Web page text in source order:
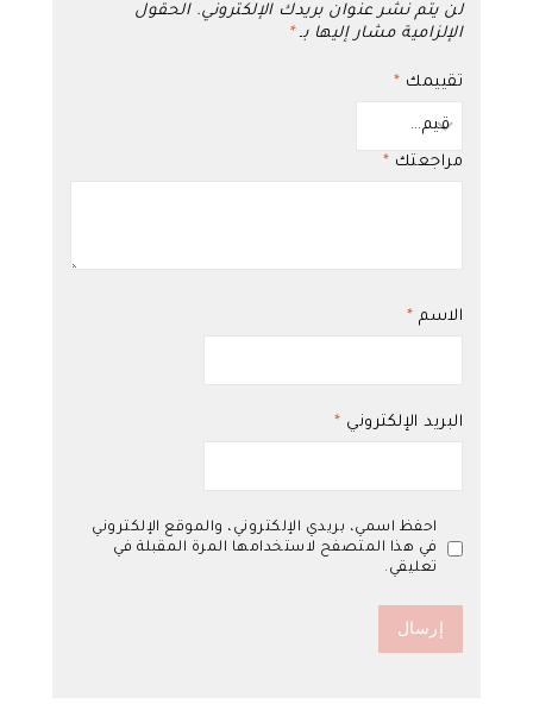
لن يتم نشر عنوان بريدك الإلكتروني. الحقول
الإلزامية مشار إليها بـ*
تقييمك *
مراجعتك *
الاسم *
البريد الإلكتروني *
احفظ اسمي، بريدي الإلكتروني، والموقع الإلكتروني
في هذا المتصفح لاستخدامها المرة المقبلة في
تعليقي.